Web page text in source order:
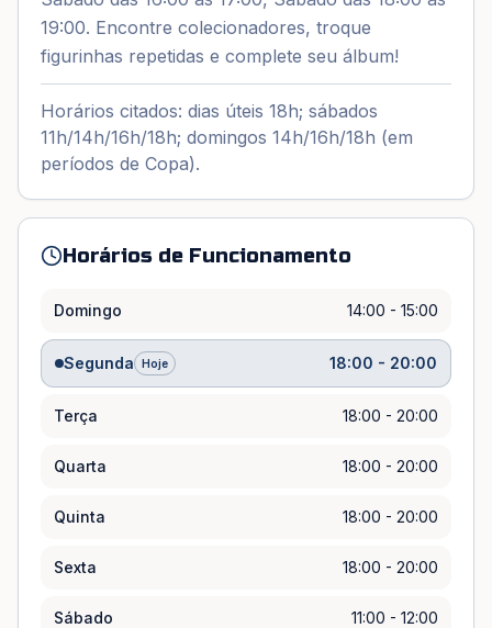
19:00. Encontre colecionadores, troque
figurinhas repetidas e complete seu álbum!
Horários citados: dias úteis 18h; sábados
11h/14h/16h/18h; domingos 14h/16h/18h (em
períodos de Copa).
Horários de Funcionamento
Domingo 14:00 - 15:00
Segunda Hoje 18:00 - 20:00
Terça 18:00 - 20:00
Quarta 18:00 - 20:00
Quinta 18:00 - 20:00
Sexta 18:00 - 20:00
Sábado 11:00 - 12:00